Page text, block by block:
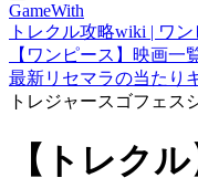
GameWith
トレクル攻略wiki | ワ
【ワンピース】映画一
最新リセマラの当たり
トレジャースゴフェス
【トレク